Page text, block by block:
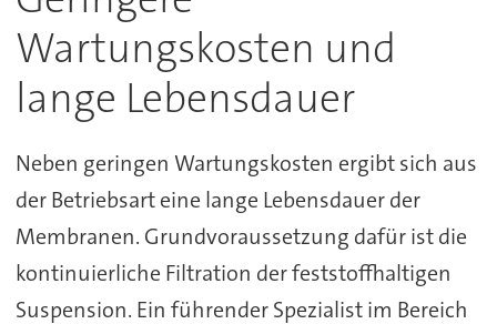
Wartungskosten und
lange Lebensdauer
Neben geringen Wartungskosten ergibt sich aus
der Betriebsart eine lange Lebensdauer der
Membranen. Grundvoraussetzung dafür ist die
kontinuierliche Filtration der feststoffhaltigen
Suspension. Ein führender Spezialist im Bereich